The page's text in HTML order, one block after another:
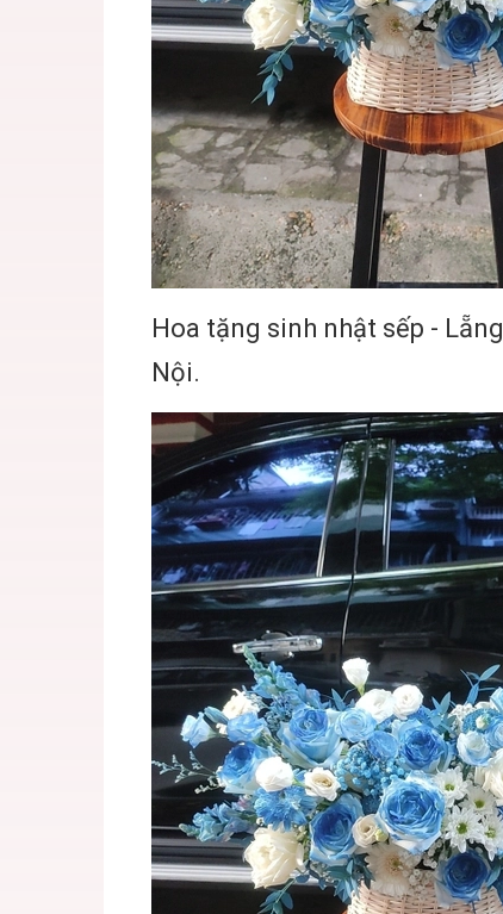
Hoa tặng sinh nhật sếp -
Nội.